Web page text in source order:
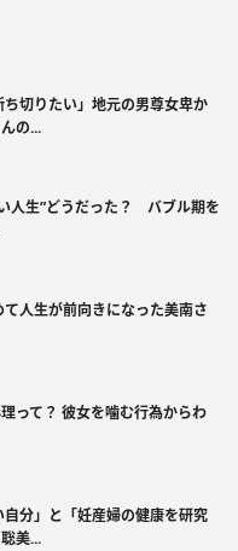
ち切りたい」地元の男尊女卑か
の...
人生”どうだった？ バブル期を
て人生が前向きになった美南さ
って？ 彼女を噛む行為からわ
自分」と「妊産婦の健康を研究
美...